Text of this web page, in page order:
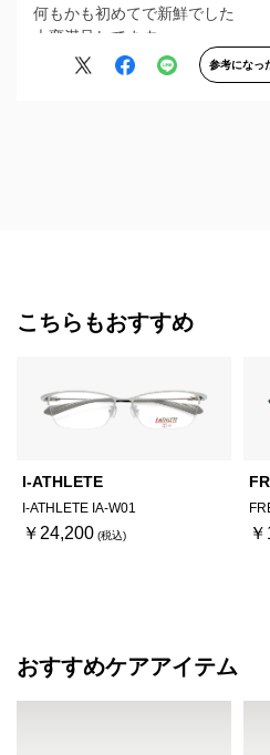
何もかも初めてで新鮮でした
大変満足してます
参考になっ
こちらもおすすめ
I-ATHLETE
I-ATHLETE IA-W01
￥24,200
おすすめケアアイテム